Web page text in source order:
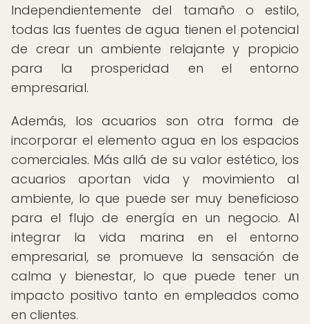
Independientemente del tamaño o estilo,
todas las fuentes de agua tienen el potencial
de crear un ambiente relajante y propicio
para la prosperidad en el entorno
empresarial.
Además, los acuarios son otra forma de
incorporar el elemento agua en los espacios
comerciales. Más allá de su valor estético, los
acuarios aportan vida y movimiento al
ambiente, lo que puede ser muy beneficioso
para el flujo de energía en un negocio. Al
integrar la vida marina en el entorno
empresarial, se promueve la sensación de
calma y bienestar, lo que puede tener un
impacto positivo tanto en empleados como
en clientes.